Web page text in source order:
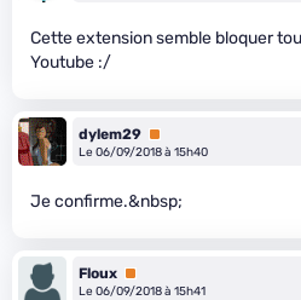
Cette extension semble bloquer
Youtube :/
dylem29 Premium
Le 06/09/2018 à 15h40
Je confirme.&nbsp;
Floux Premium
Le 06/09/2018 à 15h41